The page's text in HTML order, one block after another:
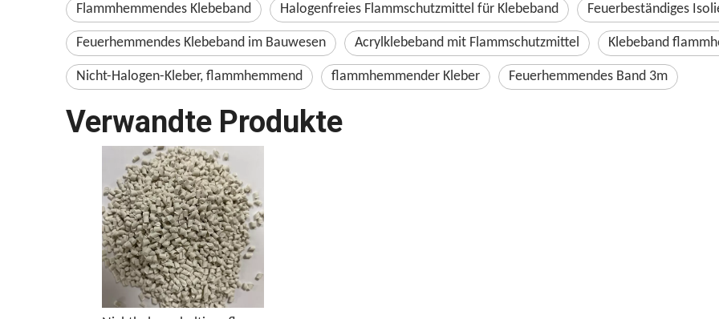
Flammhemmendes Klebeband Halogenfreies Flammschutzmittel für Klebeband Feuerbeständiges
Feuerhemmendes Klebeband im Bauwesen Acrylklebeband mit Flammschutzmittel Klebeband
Nicht-Halogen-Kleber, flammhemmend flammhemmender Kleber Feuerhemmendes Band 3m
Verwandte Produkte